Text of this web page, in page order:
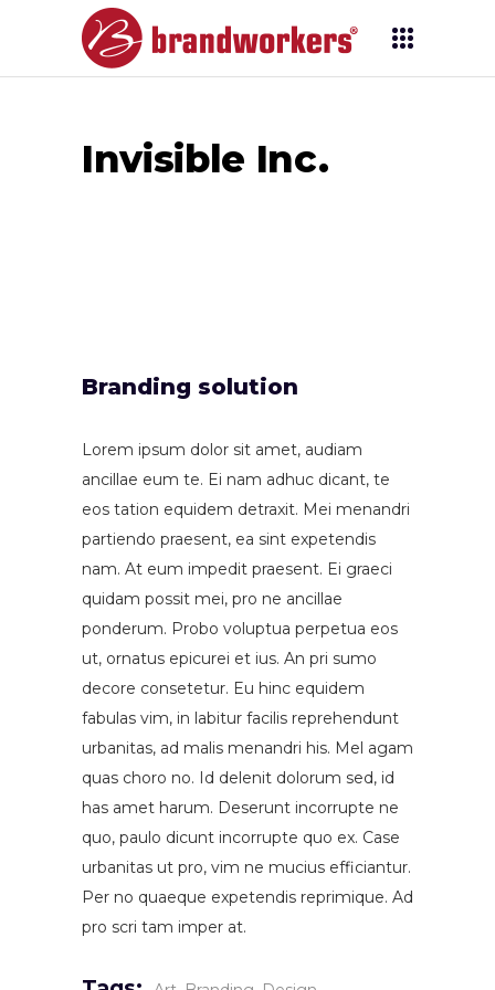
Invisible Inc.
Branding solution
Lorem ipsum dolor sit amet, audiam
ancillae eum te. Ei nam adhuc dicant, te
eos tation equidem detraxit. Mei menandri
partiendo praesent, ea sint expetendis
nam. At eum impedit praesent. Ei graeci
quidam possit mei, pro ne ancillae
ponderum. Probo voluptua perpetua eos
ut, ornatus epicurei et ius. An pri sumo
decore consetetur. Eu hinc equidem
fabulas vim, in labitur facilis reprehendunt
urbanitas, ad malis menandri his. Mel agam
quas choro no. Id delenit dolorum sed, id
has amet harum. Deserunt incorrupte ne
quo, paulo dicunt incorrupte quo ex. Case
urbanitas ut pro, vim ne mucius efficiantur.
Per no quaeque expetendis reprimique. Ad
pro scri tam imper at.